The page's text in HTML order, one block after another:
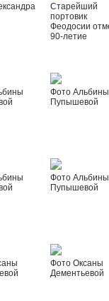
Старейший
портовик
Феодосии
90-летие
Фото Альбины
Пупышевой
Фото Альбины
Пупышевой
Фото Оксаны
Дементьевой